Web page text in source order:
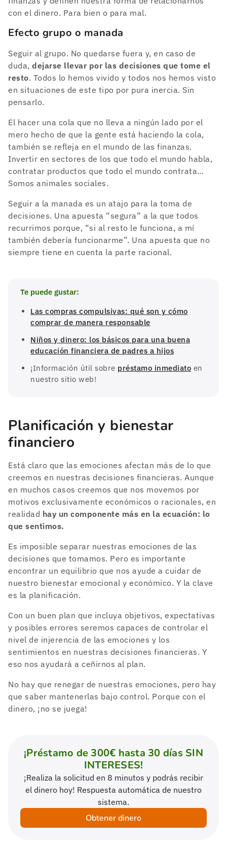
con el dinero. Para bien o para mal.
Efecto grupo o manada
Seguir al grupo. No quedarse fuera y, en caso de
duda, dejarse llevar por las decisiones que tome el
resto. Todos lo hemos vivido y todos nos hemos visto
en situaciones de este tipo por pura inercia. Sin
pensarlo.
El hacer una cola que no lleva a ningún lado por el
mero hecho de que la gente está haciendo la cola,
también se refleja en el mundo de las finanzas.
Invertir en sectores de los que todo el mundo habla,
contratar productos que todo el mundo contrata…
Somos animales sociales.
Seguir a la manada es un atajo para la toma de
decisiones. Una apuesta “segura” a la que todos
recurrimos porque, “si al resto le funciona, a mí
también debería funcionarme”. Una apuesta que no
siempre tiene en cuenta la parte racional.
Te puede gustar:
Las compras compulsivas: qué son y cómo
comprar de manera responsable
Niños y dinero: los básicos para una buena
educación financiera de padres a hijos
¡Información útil sobre préstamo inmediato en
nuestro sitio web!
Planificación y bienestar
financiero
Está claro que las emociones afectan más de lo que
creemos en nuestras decisiones financieras. Aunque
en muchos casos creemos que nos movemos por
motivos exclusivamente económicos o racionales, en
realidad hay un componente más en la ecuación: lo
que sentimos.
Es imposible separar nuestras emociones de las
decisiones que tomamos. Pero es importante
encontrar un equilibrio que nos ayude a cuidar de
nuestro bienestar emocional y económico. Y la clave
es la planificación.
Con un buen plan que incluya objetivos, expectativas
y posibles errores seremos capaces de controlar el
nivel de injerencia de las emociones y los
sentimientos en nuestras decisiones financieras. Y
eso nos ayudará a ceñirnos al plan.
No hay que renegar de nuestras emociones, pero hay
que saber mantenerlas bajo control. Porque con el
dinero, ¡no se juega!
Obtener dinero
¡Realiza la solicitud en 8 minutos y podrás recibir
el dinero hoy! Respuesta automática de nuestro
sistema.
¡Préstamo de 300€ hasta 30 días SIN
INTERESES!